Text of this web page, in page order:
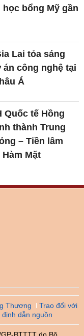
bổng Mỹ gần
Lai tỏa sáng
công nghệ tại
Á
Quốc tế Hồng
thành Trung
– Tiền lâm
Mặt
Thương
Trao đổi với
định dẫn nguồn